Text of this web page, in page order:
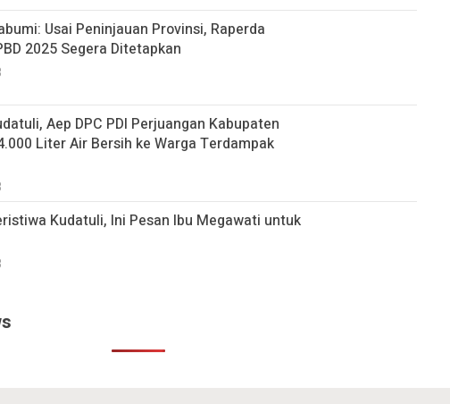
Usai Peninjauan Provinsi, Raperda
2025 Segera Ditetapkan
Aep DPC PDI Perjuangan Kabupaten
Liter Air Bersih ke Warga Terdampak
Kudatuli, Ini Pesan Ibu Megawati untuk